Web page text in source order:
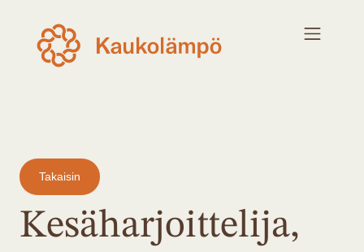
Takaisin
Kesäharjoittelija,